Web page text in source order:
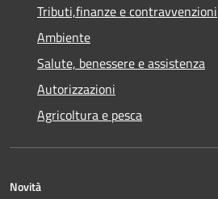
Tributi,finanze e contravvenzioni
Ambiente
Salute, benessere e assistenza
Autorizzazioni
Agricoltura e pesca
Novità